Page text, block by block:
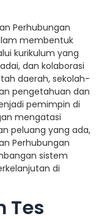
Perhubungan
membentuk
kurikulum yang
dan kolaborasi
daerah, sekolah-
pengetahuan dan
pemimpin di
mengatasi
peluang yang ada,
Perhubungan
sistem
di
Tes